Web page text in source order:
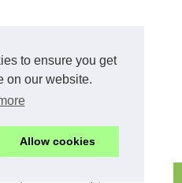
to ensure you get
on our website.
Allow cookies